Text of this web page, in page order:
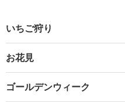
いちご狩り
お花見
ゴールデンウィーク